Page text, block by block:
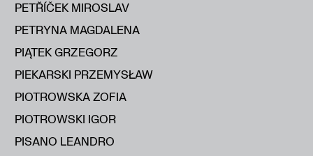
PETŘÍČEK MIROSLAV
PETRYNA MAGDALENA
PIĄTEK GRZEGORZ
PIEKARSKI PRZEMYSŁAW
PIOTROWSKA ZOFIA
PIOTROWSKI IGOR
PISANO LEANDRO